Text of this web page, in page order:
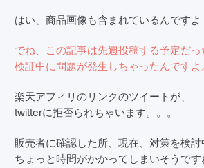
はい、商品画像も含まれているんですよ
でね、この記事は先週投稿する予定だ
検証中に問題が発生しちゃったんですよ。
楽天アフィリのリンクのツイートが、
twitterに拒否られちゃいます。。。
販売者に確認した所、現在、対策を検討
ちょっと時間がかかってしまいそうです